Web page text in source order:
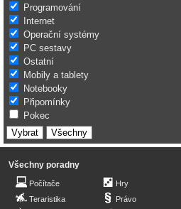
Programování
Internet
Operační systémy
PC sestavy
Ostatní
Mobily a tablety
Notebooky
Připomínky
Pokec
Všechny poradny
Počítače
Teraristika
Hry
Právo